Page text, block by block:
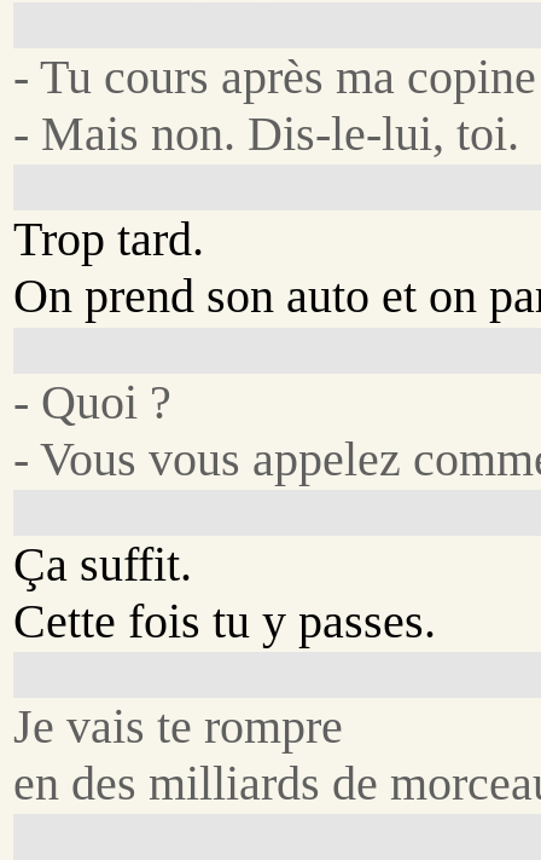
- Tu cours après ma
- Mais non. Dis-le-lui, toi.
Trop tard.
On prend son auto et on
- Quoi ?
- Vous vous appelez
Ça suffit.
Cette fois tu y passes.
Je vais te rompre
en des milliards de